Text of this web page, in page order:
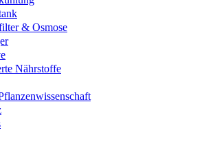
& Osmose
Nährstoffe